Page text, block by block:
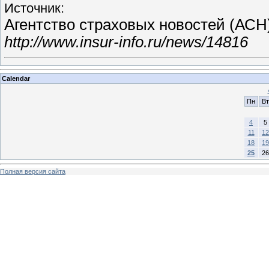
Источник:
Агентство страховых новостей
http://www.insur-info.ru/news/14816
Calendar
Пн
Вт
4
5
11
12
18
19
25
26
Полная версия сайта